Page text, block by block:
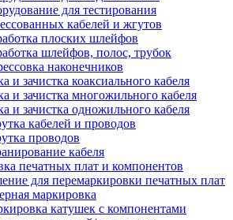
для тестирования
кабелей и жгутов
плоских шлейфов
шлейфов, полос, трубок
наконечников
и зачистка коаксиального кабеля
и зачистка многожильного кабеля
и зачистка одножильного кабеля
кабелей и проводов
проводов
кабеля
печатных плат и компонентов
для перемаркировки печатных плат
маркировка
катушек с компонентами